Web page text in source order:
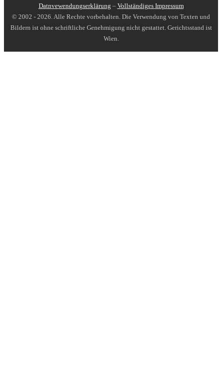
Datnvewendungserklärung – Vollständiges Impressum
© 2002 - 2026. Alle Rechte vorbehalten. Die Verwendung von Texten und
Bildern ist ohne schriftliche Genehmigung nicht gestattet. Gerichtsstand ist
Wien.